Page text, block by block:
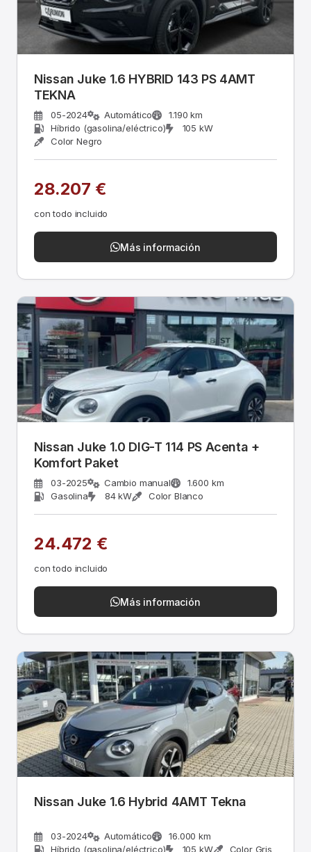
Nissan Juke 1.6 HYBRID 143 PS 4AMT
TEKNA
05-2024 Automático
1.190 km
Híbrido (gasolina/eléctrico)
105 kW
Color Negro
28.207 €
con todo incluido
Más información
Nissan Juke 1.0 DIG-T 114 PS Acenta +
Komfort Paket
03-2025 Cambio manual
1.600 km
Gasolina
84 kW Color Blanco
24.472 €
con todo incluido
Más información
Nissan Juke 1.6 Hybrid 4AMT Tekna
03-2024 Automático
16.000 km
Híbrido (gasolina/eléctrico)
105 kW Color Gris